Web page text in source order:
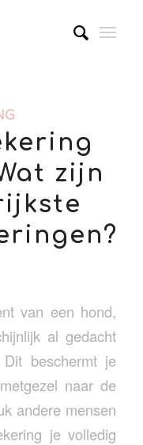
zijn
van een hond,
al gedacht
beschermt je
naar de
andere mensen
je volledig